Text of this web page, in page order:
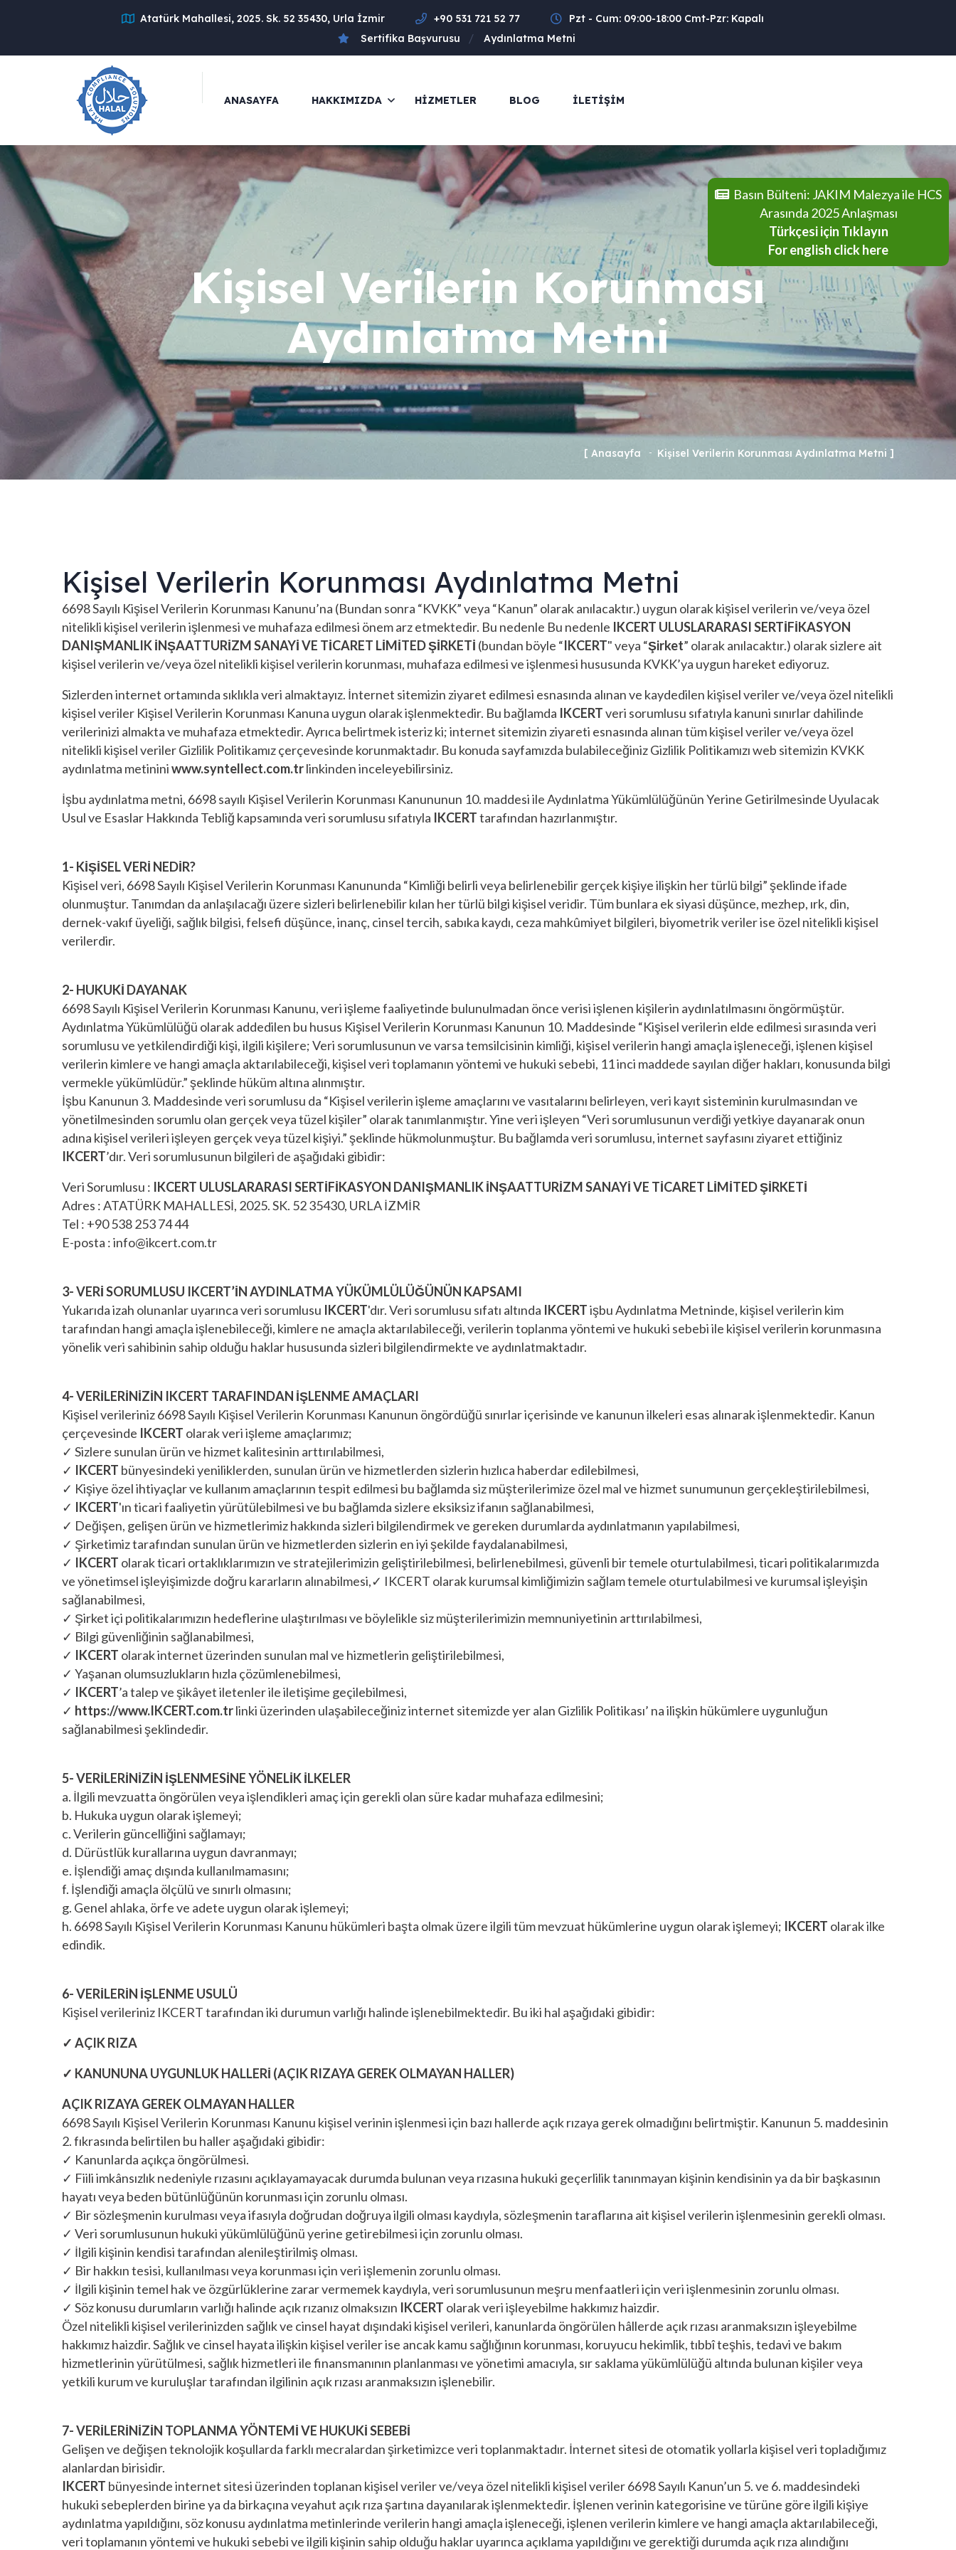
Basın Bülteni: JAKIM Malezya ile HCS
Arasında 2025 Anlaşması
Türkçesi için Tıklayın
For english click here
Atatürk Mahallesi, 2025. Sk. 52 35430, Urla İzmir +90 531 721 52 77
Pzt - Cum: 09:00-18:00 Cmt-Pzr: Kapalı
Sertifika Başvurusu
Aydınlatma Metni
ANASAYFA HAKKIMIZDA HIZMETLER BLOG İLETIŞIM
Kişisel Verilerin Korunması
Aydınlatma Metni
Anasayfa Kişisel Verilerin Korunması Aydınlatma Metni
Kişisel Verilerin Korunması Aydınlatma Metni
6698 Sayılı Kişisel Verilerin Korunması Kanunu’na (Bundan sonra “KVKK” veya “Kanun” olarak anılacaktır.) uygun olarak kişisel verilerin ve/veya özel
nitelikli kişisel verilerin işlenmesi ve muhafaza edilmesi önem arz etmektedir. Bu nedenle Bu nedenle IKCERT ULUSLARARASI SERTİFİKASYON
DANIŞMANLIK İNŞAATTURİZM SANAYİ VE TİCARET LİMİTED ŞİRKETİ (bundan böyle “IKCERT" veya “Şirket” olarak anılacaktır.) olarak sizlere ait
kişisel verilerin ve/veya özel nitelikli kişisel verilerin korunması, muhafaza edilmesi ve işlenmesi hususunda KVKK’ya uygun hareket ediyoruz.
Sizlerden internet ortamında sıklıkla veri almaktayız. İnternet sitemizin ziyaret edilmesi esnasında alınan ve kaydedilen kişisel veriler ve/veya özel nitelikli
kişisel veriler Kişisel Verilerin Korunması Kanuna uygun olarak işlenmektedir. Bu bağlamda IKCERTveri sorumlusu sıfatıyla kanuni sınırlar dahilinde
verilerinizi almakta ve muhafaza etmektedir. Ayrıca belirtmek isteriz ki; internet sitemizin ziyareti esnasında alınan tüm kişisel veriler ve/veya özel
nitelikli kişisel veriler Gizlilik Politikamız çerçevesinde korunmaktadır. Bu konuda sayfamızda bulabileceğiniz Gizlilik Politikamızı web sitemizin KVKK
aydınlatma metininiwww.syntellect.com.trlinkinden inceleyebilirsiniz.
İşbu aydınlatma metni, 6698 sayılı Kişisel Verilerin Korunması Kanununun 10. maddesi ile Aydınlatma Yükümlülüğünün Yerine Getirilmesinde Uyulacak
Usul ve Esaslar Hakkında Tebliğ kapsamında veri sorumlusu sıfatıyla IKCERTtarafından hazırlanmıştır.
1- KİŞİSEL VERİ NEDİR?
Kişisel veri, 6698 Sayılı Kişisel Verilerin Korunması Kanununda “Kimliği belirli veya belirlenebilir gerçek kişiye ilişkin her türlü bilgi” şeklinde ifade
olunmuştur. Tanımdan da anlaşılacağı üzere sizleri belirlenebilir kılan her türlü bilgi kişisel veridir. Tüm bunlara ek siyasi düşünce, mezhep, ırk, din,
dernek-vakıf üyeliği, sağlık bilgisi, felsefi düşünce, inanç, cinsel tercih, sabıka kaydı, ceza mahkûmiyet bilgileri, biyometrik veriler ise özel nitelikli kişisel
verilerdir.
2- HUKUKİ DAYANAK
6698 Sayılı Kişisel Verilerin Korunması Kanunu, veri işleme faaliyetinde bulunulmadan önce verisi işlenen kişilerin aydınlatılmasını öngörmüştür.
Aydınlatma Yükümlülüğü olarak addedilen bu husus Kişisel Verilerin Korunması Kanunun 10. Maddesinde “Kişisel verilerin elde edilmesi sırasında veri
sorumlusu ve yetkilendirdiği kişi, ilgili kişilere; Veri sorumlusunun ve varsa temsilcisinin kimliği, kişisel verilerin hangi amaçla işleneceği, işlenen kişisel
verilerin kimlere ve hangi amaçla aktarılabileceği, kişisel veri toplamanın yöntemi ve hukuki sebebi, 11 inci maddede sayılan diğer hakları, konusunda bilgi
vermekle yükümlüdür.” şeklinde hüküm altına alınmıştır.
İşbu Kanunun 3. Maddesinde veri sorumlusu da “Kişisel verilerin işleme amaçlarını ve vasıtalarını belirleyen, veri kayıt sisteminin kurulmasından ve
yönetilmesinden sorumlu olan gerçek veya tüzel kişiler” olarak tanımlanmıştır. Yine veri işleyen “Veri sorumlusunun verdiği yetkiye dayanarak onun
adına kişisel verileri işleyen gerçek veya tüzel kişiyi.” şeklinde hükmolunmuştur. Bu bağlamda veri sorumlusu, internet sayfasını ziyaret ettiğiniz
IKCERT’dır. Veri sorumlusunun bilgileri de aşağıdaki gibidir:
Veri Sorumlusu : IKCERT ULUSLARARASI SERTİFİKASYON DANIŞMANLIK İNŞAATTURİZM SANAYİ VE TİCARET LİMİTED ŞİRKETİ
Adres : ATATÜRK MAHALLESİ, 2025. SK. 52 35430, URLA İZMİR
Tel : +90 538 253 74 44
E-posta : info@ikcert.com.tr
3- VERİ SORUMLUSU IKCERT’İN AYDINLATMA YÜKÜMLÜLÜĞÜNÜN KAPSAMI
Yukarıda izah olunanlar uyarınca veri sorumlusu IKCERT'dır. Veri sorumlusu sıfatı altında IKCERTişbu Aydınlatma Metninde, kişisel verilerin kim
tarafından hangi amaçla işlenebileceği, kimlere ne amaçla aktarılabileceği, verilerin toplanma yöntemi ve hukuki sebebi ile kişisel verilerin korunmasına
yönelik veri sahibinin sahip olduğu haklar hususunda sizleri bilgilendirmekte ve aydınlatmaktadır.
4- VERİLERİNİZİN IKCERT TARAFINDAN İŞLENME AMAÇLARI
Kişisel verileriniz 6698 Sayılı Kişisel Verilerin Korunması Kanunun öngördüğü sınırlar içerisinde ve kanunun ilkeleri esas alınarak işlenmektedir. Kanun
çerçevesinde IKCERT olarak veri işleme amaçlarımız;
✓ Sizlere sunulan ürün ve hizmet kalitesinin arttırılabilmesi,
✓ IKCERT bünyesindeki yeniliklerden, sunulan ürün ve hizmetlerden sizlerin hızlıca haberdar edilebilmesi,
✓ Kişiye özel ihtiyaçlar ve kullanım amaçlarının tespit edilmesi bu bağlamda siz müşterilerimize özel mal ve hizmet sunumunun gerçekleştirilebilmesi,
✓ IKCERT'ın ticari faaliyetin yürütülebilmesi ve bu bağlamda sizlere eksiksiz ifanın sağlanabilmesi,
✓ Değişen, gelişen ürün ve hizmetlerimiz hakkında sizleri bilgilendirmek ve gereken durumlarda aydınlatmanın yapılabilmesi,
✓ Şirketimiz tarafından sunulan ürün ve hizmetlerden sizlerin en iyi şekilde faydalanabilmesi,
✓ IKCERT olarak ticari ortaklıklarımızın ve stratejilerimizin geliştirilebilmesi, belirlenebilmesi, güvenli bir temele oturtulabilmesi, ticari politikalarımızda
ve yönetimsel işleyişimizde doğru kararların alınabilmesi,✓ IKCERT olarak kurumsal kimliğimizin sağlam temele oturtulabilmesi ve kurumsal işleyişin
sağlanabilmesi,
✓ Şirket içi politikalarımızın hedeflerine ulaştırılması ve böylelikle siz müşterilerimizin memnuniyetinin arttırılabilmesi,
✓ Bilgi güvenliğinin sağlanabilmesi,
✓ IKCERT olarak internet üzerinden sunulan mal ve hizmetlerin geliştirilebilmesi,
✓ Yaşanan olumsuzlukların hızla çözümlenebilmesi,
✓ IKCERT’a talep ve şikâyet iletenler ile iletişime geçilebilmesi,
✓ https://www.IKCERT.com.trlinki üzerinden ulaşabileceğiniz internet sitemizde yer alan Gizlilik Politikası’ na ilişkin hükümlere uygunluğun
sağlanabilmesi şeklindedir.
5- VERİLERİNİZİN İŞLENMESİNE YÖNELİK İLKELER
a. İlgili mevzuatta öngörülen veya işlendikleri amaç için gerekli olan süre kadar muhafaza edilmesini;
b. Hukuka uygun olarak işlemeyi;
c. Verilerin güncelliğini sağlamayı;
d. Dürüstlük kurallarına uygun davranmayı;
e. İşlendiği amaç dışında kullanılmamasını;
f. İşlendiği amaçla ölçülü ve sınırlı olmasını;
g. Genel ahlaka, örfe ve adete uygun olarak işlemeyi;
h. 6698 Sayılı Kişisel Verilerin Korunması Kanunu hükümleri başta olmak üzere ilgili tüm mevzuat hükümlerine uygun olarak işlemeyi; IKCERT olarak ilke
edindik.
6- VERİLERİN İŞLENME USULÜ
Kişisel verileriniz IKCERT tarafından iki durumun varlığı halinde işlenebilmektedir. Bu iki hal aşağıdaki gibidir:
✓ AÇIK RIZA
✓ KANUNUNA UYGUNLUK HALLERİ (AÇIK RIZAYA GEREK OLMAYAN HALLER)
AÇIK RIZAYA GEREK OLMAYAN HALLER
6698 Sayılı Kişisel Verilerin Korunması Kanunu kişisel verinin işlenmesi için bazı hallerde açık rızaya gerek olmadığını belirtmiştir. Kanunun 5. maddesinin
2. fıkrasında belirtilen bu haller aşağıdaki gibidir:
✓ Kanunlarda açıkça öngörülmesi.
✓ Fiili imkânsızlık nedeniyle rızasını açıklayamayacak durumda bulunan veya rızasına hukuki geçerlilik tanınmayan kişinin kendisinin ya da bir başkasının
hayatı veya beden bütünlüğünün korunması için zorunlu olması.
✓ Bir sözleşmenin kurulması veya ifasıyla doğrudan doğruya ilgili olması kaydıyla, sözleşmenin taraflarına ait kişisel verilerin işlenmesinin gerekli olması.
✓ Veri sorumlusunun hukuki yükümlülüğünü yerine getirebilmesi için zorunlu olması.
✓ İlgili kişinin kendisi tarafından alenileştirilmiş olması.
✓ Bir hakkın tesisi, kullanılması veya korunması için veri işlemenin zorunlu olması.
✓ İlgili kişinin temel hak ve özgürlüklerine zarar vermemek kaydıyla, veri sorumlusunun meşru menfaatleri için veri işlenmesinin zorunlu olması.
✓ Söz konusu durumların varlığı halinde açık rızanız olmaksızın IKCERT olarak veri işleyebilme hakkımız haizdir.
Özel nitelikli kişisel verilerinizden sağlık ve cinsel hayat dışındaki kişisel verileri, kanunlarda öngörülen hâllerde açık rızası aranmaksızın işleyebilme
hakkımız haizdir. Sağlık ve cinsel hayata ilişkin kişisel veriler ise ancak kamu sağlığının korunması, koruyucu hekimlik, tıbbî teşhis, tedavi ve bakım
hizmetlerinin yürütülmesi, sağlık hizmetleri ile finansmanının planlanması ve yönetimi amacıyla, sır saklama yükümlülüğü altında bulunan kişiler veya
yetkili kurum ve kuruluşlar tarafından ilgilinin açık rızası aranmaksızın işlenebilir.
7- VERİLERİNİZİN TOPLANMA YÖNTEMİ VE HUKUKİ SEBEBİ
Gelişen ve değişen teknolojik koşullarda farklı mecralardan şirketimizce veri toplanmaktadır. İnternet sitesi de otomatik yollarla kişisel veri topladığımız
alanlardan birisidir.
IKCERT bünyesinde internet sitesi üzerinden toplanan kişisel veriler ve/veya özel nitelikli kişisel veriler 6698 Sayılı Kanun’un 5. ve 6. maddesindeki
hukuki sebeplerden birine ya da birkaçına veyahut açık rıza şartına dayanılarak işlenmektedir. İşlenen verinin kategorisine ve türüne göre ilgili kişiye
aydınlatma yapıldığını, söz konusu aydınlatma metinlerinde verilerin hangi amaçla işleneceği, işlenen verilerin kimlere ve hangi amaçla aktarılabileceği,
veri toplamanın yöntemi ve hukuki sebebi ve ilgili kişinin sahip olduğu haklar uyarınca açıklama yapıldığını ve gerektiği durumda açık rıza alındığını